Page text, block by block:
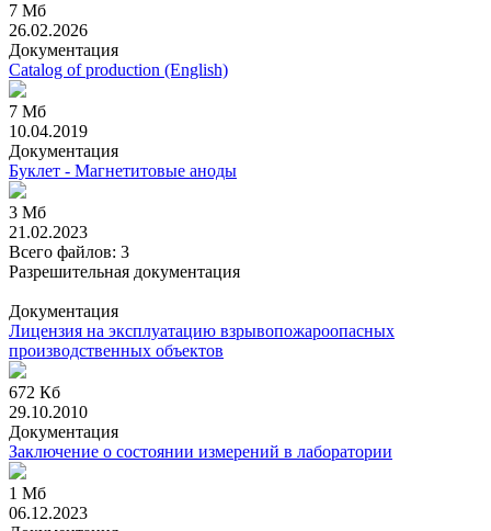
7 Мб
26.02.2026
Документация
Catalog of production (English)
7 Мб
10.04.2019
Документация
Буклет - Магнетитовые аноды
3 Мб
21.02.2023
Всего файлов: 3
Разрешительная документация
Документация
Лицензия на эксплуатацию взрывопожароопасных
производственных объектов
672 Кб
29.10.2010
Документация
Заключение о состоянии измерений в лаборатории
1 Мб
06.12.2023